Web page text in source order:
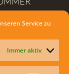
Service zu
Immer aktiv